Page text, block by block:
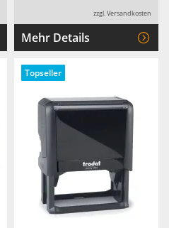
zzgl. Versandkosten
Mehr Details
Topseller